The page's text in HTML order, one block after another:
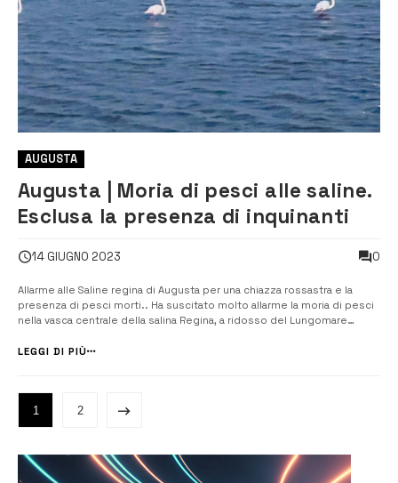
AUGUSTA
Augusta | Moria di pesci alle saline.
Esclusa la presenza di inquinanti
14 GIUGNO 2023 0
Allarme alle Saline regina di Augusta per una chiazza rossastra e la
presenza di pesci morti.. Ha suscitato molto allarme la moria di pesci
nella vasca centrale della salina Regina, a ridosso del Lungomare
importate di qualche decennio fa, quando lo specchio d’acqua
LEGGI DI PIÙ
1 2